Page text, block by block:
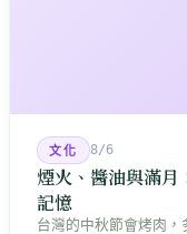
文化 8/6
煙火、醬油與滿
記憶
台灣的中秋節會烤肉